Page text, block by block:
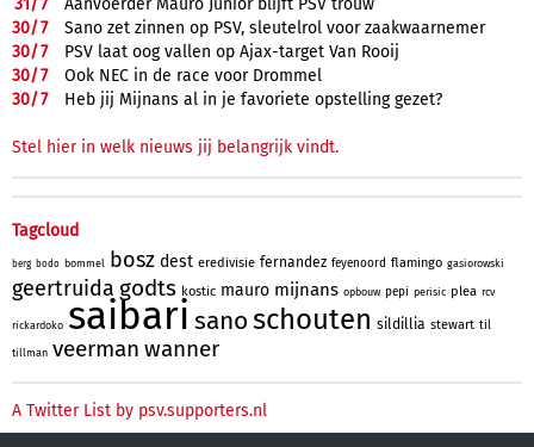
31/7
Aanvoerder Mauro Júnior blijft PSV trouw
30/7
Sano zet zinnen op PSV, sleutelrol voor zaakwaarnemer
30/7
PSV laat oog vallen op Ajax-target Van Rooij
30/7
Ook NEC in de race voor Drommel
30/7 Heb jij Mijnans al in je favoriete opstelling gezet?
Stel hier in welk nieuws jij belangrijk vindt.
Tagcloud
berg bodo bommel bosz dest eredivisie fernandez feyenoord flamingo gasiorowski
geertruida godts kostic mauro mijnans opbouw pepi perisic plea rcv
rickardoko saibari sanoschouten sildillia stewart til
tillman veerman wanner
A Twitter List by psv.supporters.nl